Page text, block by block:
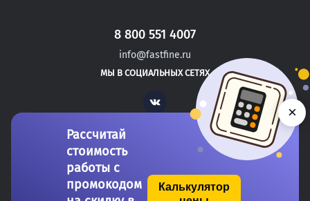
САНКТ-ПЕТЕРБУРГ
ДОНЕЦК
САЛЬСК
8 800 551 4007
info@fastfine.ru
МЫ В СОЦИАЛЬНЫХ СЕТЯХ
Vk
Рассчитай
стоимость
работы с
промокодом
Калькулятор
×